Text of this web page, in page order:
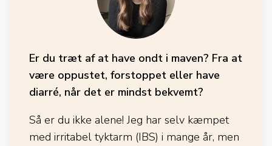
Er du træt af at have ondt i maven? Fra at
være oppustet, forstoppet eller have
diarré, når det er mindst bekvemt?
Så er du ikke alene! Jeg har selv kæmpet
med irritabel tyktarm (IBS) i mange år, men